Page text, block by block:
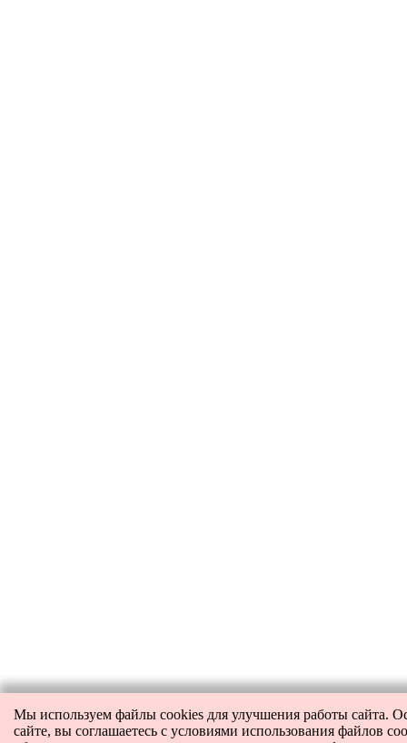
Мы используем файлы cookies для улучшения работы сайта.
сайте, вы соглашаетесь с условиями использования файлов